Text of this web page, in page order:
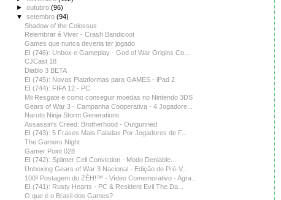
►outubro(96)
▼setembro(94)
Shadow of the Colossus
Relembrar é Viver - Crash Bandicoot
Games que nunca deveria ter jogado
EI (746): Unbox e Gameplay - God of War Origins Co...
CJCast 18
Diablo 3 BETA
EI (745): Novas Plataformas para GAMES - iPad 2
EI (744): FIFA 12 - PC
Mii Resgate e como conseguir moedas no Nintendo 3DS
Gears of War 3 - Campanha Cooperativa - 4 Jogadore...
Naruto Ninja Storm Generations
Assassin's Creed: Brotherhood - Outgunned
EI (743): 5 Frases Mais Faladas Por Jogadores de F...
The Gamers Night
Gamer Point 028
EI (742): Splinter Cell Conviction - Modo Deniable...
Unboxing Gears of War 3 Nacional - Edição de Pré-V...
100ª Postagem do ZÈH!™ - Vídeo Comemorativo - Agra...
EI (741): Rusty Hearts - PC & Resident Evil The Da...
O que é o Brasil dos Games?